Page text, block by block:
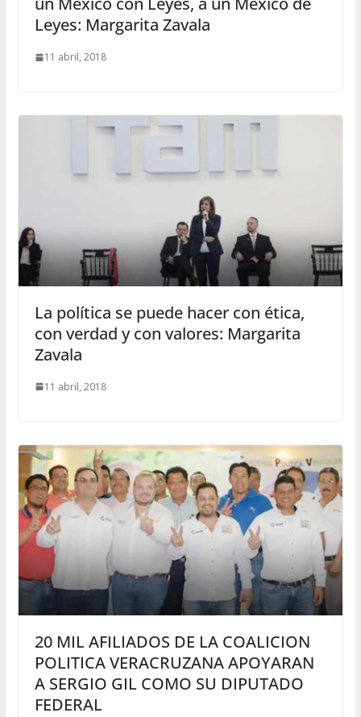
Leyes: Margarita Zavala
11 abril, 2018
La política se puede hacer con ética,
con verdad y con valores: Margarita
Zavala
11 abril, 2018
20 MIL AFILIADOS DE LA COALICION
POLITICA VERACRUZANA APOYARAN
A SERGIO GIL COMO SU DIPUTADO
FEDERAL